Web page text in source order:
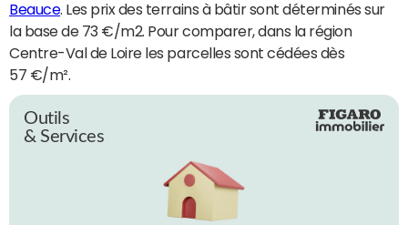
Beauce. Les prix des terrains à bâtir sont déterminés sur
la base de 73 €/m2. Pour comparer, dans la région
Centre-Val de Loire les parcelles sont cédées dès
57 €/m².
Outils
& Services